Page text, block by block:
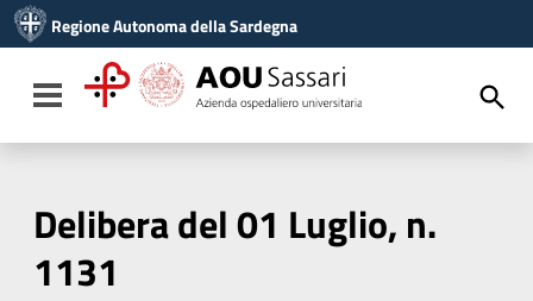
Vai al menu di navigazione
Vai al footer
Regione Autonoma della Sardegna
Toggle navigation
Delibera del 01 Luglio, n.
1131